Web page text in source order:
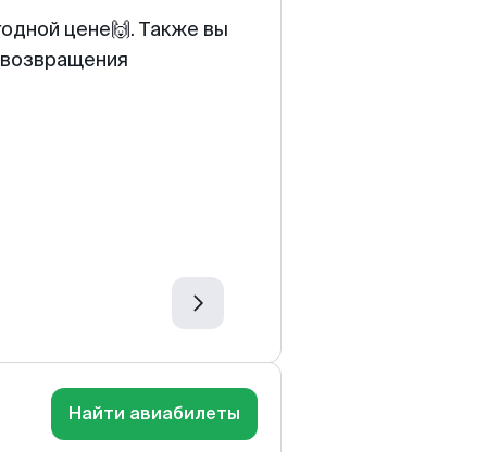
цене🙌. Также вы
Найти авиабилеты